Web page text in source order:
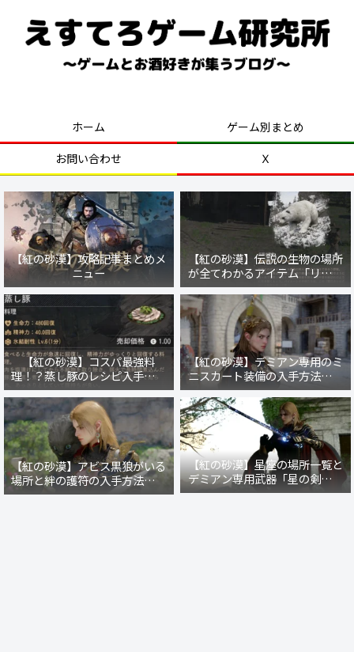
ホーム
ゲーム別まとめ
お問い合わせ
Ｘ
【紅の砂漠】攻略記事まとめメ
ニュー
【紅の砂漠】伝説の生物の場所
が全てわかるアイテム「リブル
の魂」の入手方法
【紅の砂漠】コスパ最強料
理！？蒸し豚のレシピ入手方法
と作り方
【紅の砂漠】デミアン専用のミ
ニスカート装備の入手方法・場
所まとめ【戦場の光】【暗紅の
礼装】
【紅の砂漠】アビス黒狼がいる
場所と絆の護符の入手方法【レ
イシーの秘密商店】
【紅の砂漠】星座の場所一覧と
デミアン専用武器「星の剣」の
入手クエスト発生条件